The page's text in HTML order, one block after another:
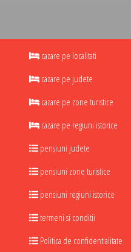
cazare pe localitati
cazare pe judete
cazare pe zone turistice
cazare pe regiuni istorice
pensiuni judete
pensiuni zone turistice
pensiuni regiuni istorice
termeni si conditii
Politica de confidentialitate